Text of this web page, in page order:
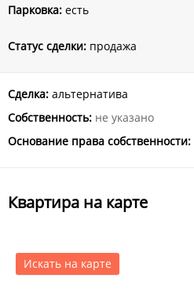
Парковка: есть
Статус сделки: продажа
Сделка: альтернатива
Собственность: не указано
Основание права собственности:
Квартира на карте
Искать на карте